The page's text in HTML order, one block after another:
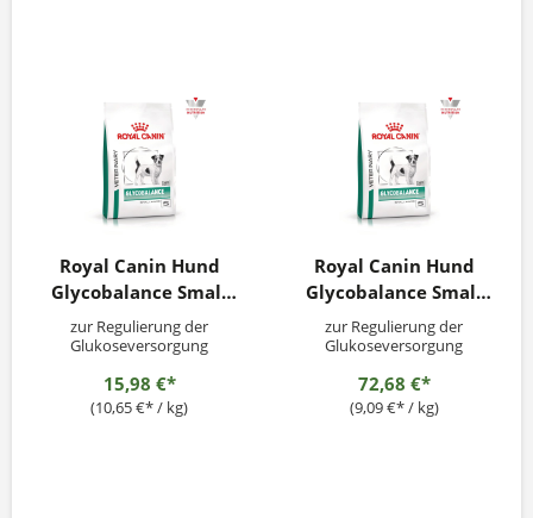
Royal Canin Hund
Glycobalance Small
Dog 1,5kg
zur Regulierung der
Glukoseversorgung
15,98 €*
(10,65 €* / kg)
Royal Canin Hund
Glycobalance Small
Dog 8kg
zur Regulierung der
Glukoseversorgung
72,68 €*
(9,09 €* / kg)